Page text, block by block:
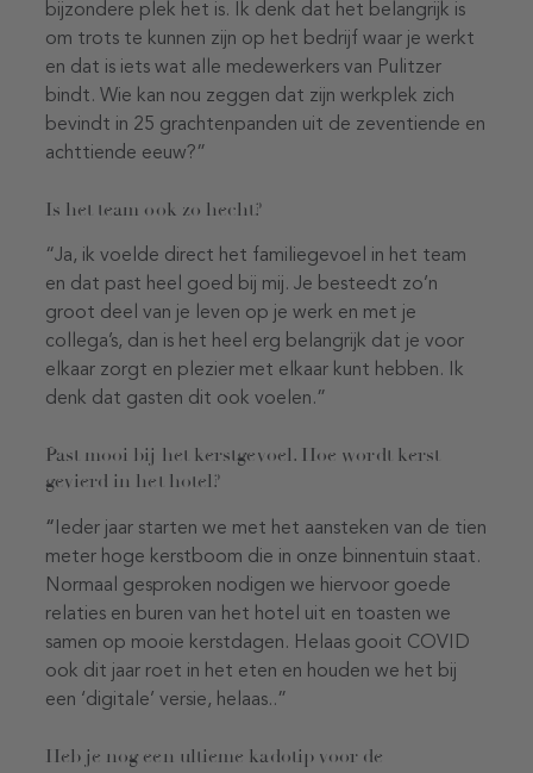
bijzondere plek het is. Ik denk dat het belangrijk is
om trots te kunnen zijn op het bedrijf waar je werkt
en dat is iets wat alle medewerkers van Pulitzer
bindt. Wie kan nou zeggen dat zijn werkplek zich
bevindt in 25 grachtenpanden uit de zeventiende en
achttiende eeuw?”
Is het team ook zo hecht?
“Ja, ik voelde direct het familiegevoel in het team
en dat past heel goed bij mij. Je besteedt zo’n
groot deel van je leven op je werk en met je
collega’s, dan is het heel erg belangrijk dat je voor
elkaar zorgt en plezier met elkaar kunt hebben. Ik
denk dat gasten dit ook voelen.”
Past mooi bij het kerstgevoel. Hoe wordt kerst
gevierd in het hotel?
“ Ieder jaar starten we met het aansteken van de tien
meter hoge kerstboom die in onze binnentuin staat.
Normaal gesproken nodigen we hiervoor goede
relaties en buren van het hotel uit en toasten we
samen op mooie kerstdagen. Helaas gooit COVID
ook dit jaar roet in het eten en houden we het bij
een ‘digitale’ versie, helaas..”
Heb je nog een ultieme kadotip voor de